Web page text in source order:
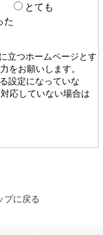
とても
た
立つホームページとす
をお願いします。
設定になっていな
応していない場合は
プに戻る